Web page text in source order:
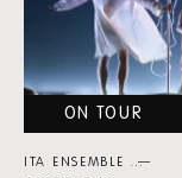
ON TOUR
ITA ENSEMBLE